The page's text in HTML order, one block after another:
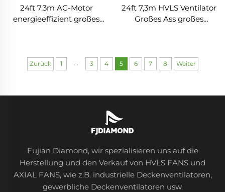
24ft 7.3m AC-Motor
energieeffizient großes
24ft 7,3m HVLS Ventilator
Großes Ass großes
Zurück 1 3 4 5 6 7 8 Weiter
Fujian Diamond, wir spezialisieren uns auf die
Herstellung und den Verkauf von HVLS FANS und
AXIAL FANS, wie z.B. industrielle Deckenventilatoren,
gewerbliche Deckenventilatoren usw.